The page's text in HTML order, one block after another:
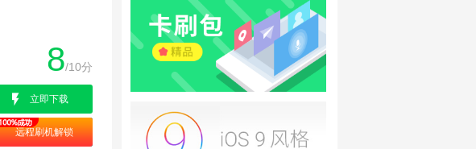
8/10分
立即下载
远程刷机解锁